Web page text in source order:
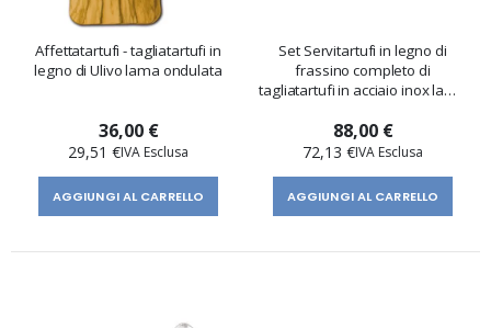
Affettatartufi - tagliatartufi in
legno di Ulivo lama ondulata
36,00 €
29,51 €
AGGIUNGI AL CARRELLO
Set Servitartufi in legno di
frassino completo di
tagliatartufi in acciaio inox lama
88,00 €
72,13 €
AGGIUNGI AL CARRELLO